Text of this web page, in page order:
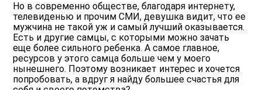
Но в современно обществе, благодаря интернету,
телевиденью и прочим СМИ, девушка видит, что ее
мужчина не такой уж и самый лучший оказывается.
Есть и другие самцы, с которыми можно зачать
еще более сильного ребенка. А самое главное,
ресурсов у этого самца больше чем у моего
нынешнего. Поэтому возникает интерес и хочется
попробовать, а вдруг я найду большее счастья для